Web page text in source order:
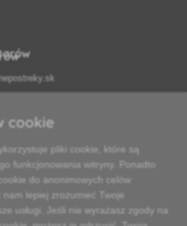
poradą
cookie
pliki cookie, które są
funkcjonowania witryny. Ponadto
do anonimowych celów
lepiej zrozumieć Twoje
usługi. Jeśli nie wyrażasz zgody na